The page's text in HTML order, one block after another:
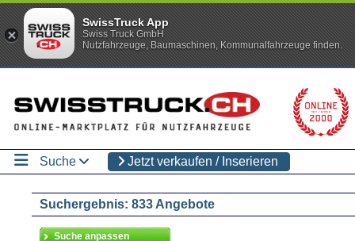
Suche Jetzt verkaufen / Inserieren
Suchergebnis: 833 Angebote
SwissTruck App
Swiss Truck GmbH
Nutzfahrzeuge, Baumaschinen, Kommunalfahrzeuge finden.